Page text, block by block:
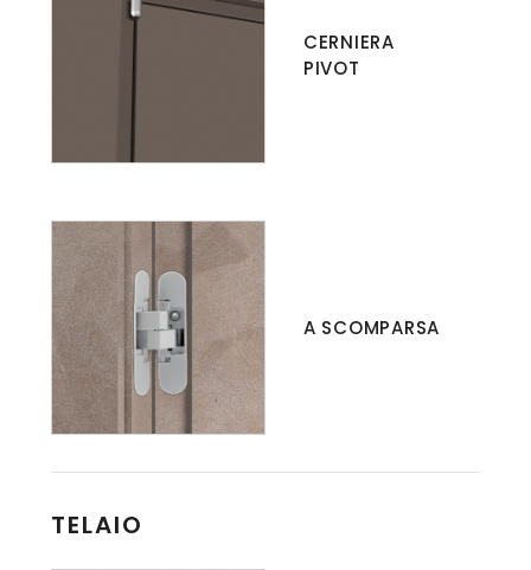
CERNIERA
PIVOT
A SCOMPARSA
TELAIO